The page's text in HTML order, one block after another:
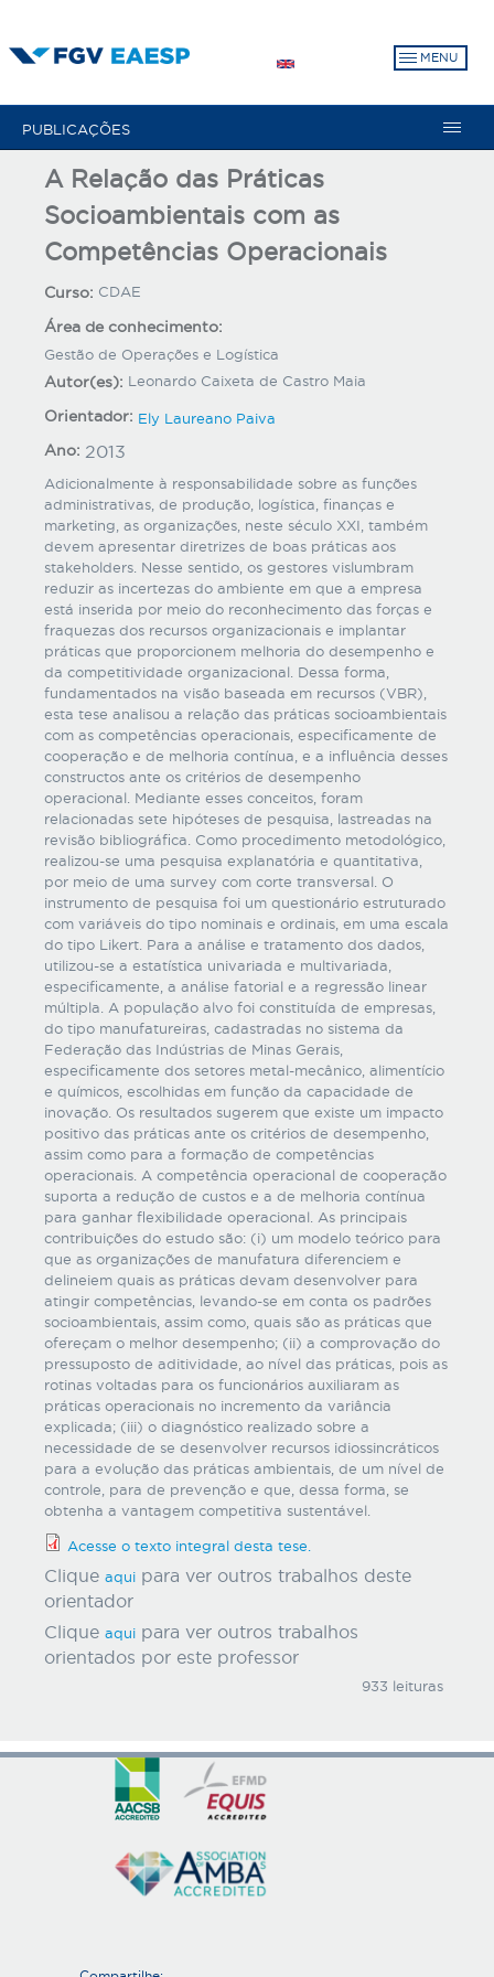
para
MENU
PUBLICAÇÕES
A Relação das Práticas
Socioambientais com as
Competências Operacionais
Curso: CDAE
Área de conhecimento:
Gestão de Operações e Logística
Autor(es): Leonardo Caixeta de Castro Maia
Orientador: Ely Laureano Paiva
Ano: 2013
Adicionalmente à responsabilidade sobre as funções
administrativas, de produção, logística, finanças e
marketing, as organizações, neste século XXI, também
devem apresentar diretrizes de boas práticas aos
stakeholders. Nesse sentido, os gestores vislumbram
reduzir as incertezas do ambiente em que a empresa
está inserida por meio do reconhecimento das forças e
fraquezas dos recursos organizacionais e implantar
práticas que proporcionem melhoria do desempenho e
da competitividade organizacional. Dessa forma,
fundamentados na visão baseada em recursos (VBR),
esta tese analisou a relação das práticas socioambientais
com as competências operacionais, especificamente de
cooperação e de melhoria contínua, e a influência desses
constructos ante os critérios de desempenho
operacional. Mediante esses conceitos, foram
relacionadas sete hipóteses de pesquisa, lastreadas na
revisão bibliográfica. Como procedimento metodológico,
realizou-se uma pesquisa explanatória e quantitativa,
por meio de uma survey com corte transversal. O
instrumento de pesquisa foi um questionário estruturado
com variáveis do tipo nominais e ordinais, em uma escala
do tipo Likert. Para a análise e tratamento dos dados,
utilizou-se a estatística univariada e multivariada,
especificamente, a análise fatorial e a regressão linear
múltipla. A população alvo foi constituída de empresas,
do tipo manufatureiras, cadastradas no sistema da
Federação das Indústrias de Minas Gerais,
especificamente dos setores metal-mecânico, alimentício
e químicos, escolhidas em função da capacidade de
inovação. Os resultados sugerem que existe um impacto
positivo das práticas ante os critérios de desempenho,
assim como para a formação de competências
operacionais. A competência operacional de cooperação
suporta a redução de custos e a de melhoria contínua
para ganhar flexibilidade operacional. As principais
contribuições do estudo são: (i) um modelo teórico para
que as organizações de manufatura diferenciem e
delineiem quais as práticas devam desenvolver para
atingir competências, levando-se em conta os padrões
socioambientais, assim como, quais são as práticas que
ofereçam o melhor desempenho; (ii) a comprovação do
pressuposto de aditividade, ao nível das práticas, pois as
rotinas voltadas para os funcionários auxiliaram as
práticas operacionais no incremento da variância
explicada; (iii) o diagnóstico realizado sobre a
necessidade de se desenvolver recursos idiossincráticos
para a evolução das práticas ambientais, de um nível de
controle, para de prevenção e que, dessa forma, se
obtenha a vantagem competitiva sustentável.
Acesse o texto integral desta tese.
Clique aqui para ver outros trabalhos deste
orientador
Clique aqui para ver outros trabalhos
orientados por este professor
933 leituras